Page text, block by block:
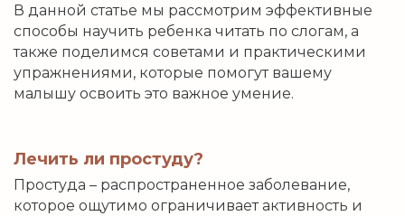
В данной статье мы рассмотрим эффективные
способы научить ребенка читать по слогам, а
также поделимся советами и практическими
упражнениями, которые помогут вашему
малышу освоить это важное умение.
Лечить ли простуду?
Простуда – распространенное заболевание,
которое ощутимо ограничивает активность и